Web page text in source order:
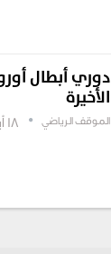
دوري أبطال
الأخيرة
الموقف الرياضي 18 أيلول , 2025